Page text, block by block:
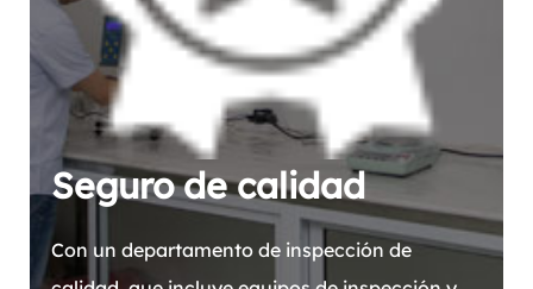
Seguro de calidad
Con un departamento de inspección de